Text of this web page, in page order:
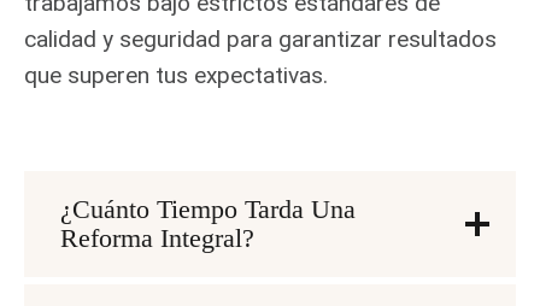
calidad y seguridad para garantizar resultados
que superen tus expectativas.
¿Cuánto Tiempo Tarda Una
Reforma Integral?